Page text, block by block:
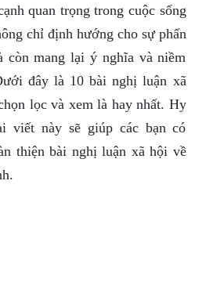
quan trọng trong cuộc sống
chỉ định hướng cho sự phấn
còn mang lại ý nghĩa và niềm
đây là 10 bài nghị luận xã
lọc và xem là hay nhất. Hy
viết này sẽ giúp các bạn có
thiện bài nghị luận xã hội về